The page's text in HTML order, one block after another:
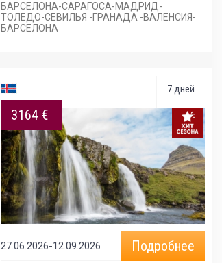
БАРСЕЛОНА-САРАГОСА-МАДРИД-
ТОЛЕДО-СЕВИЛЬЯ -ГРАНАДА -ВАЛЕНСИЯ-
БАРСЕЛОНА
7 дней
3164 €
27.06.2026-12.09.2026 Подробнее